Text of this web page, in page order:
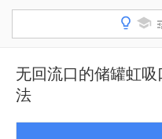
无回流口的储罐虹
法